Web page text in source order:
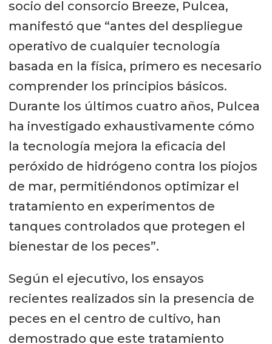
socio del consorcio Breeze, Pulcea,
manifestó que “antes del despliegue
operativo de cualquier tecnología
basada en la física, primero es necesario
comprender los principios básicos.
Durante los últimos cuatro años, Pulcea
ha investigado exhaustivamente cómo
la tecnología mejora la eficacia del
peróxido de hidrógeno contra los piojos
de mar, permitiéndonos optimizar el
tratamiento en experimentos de
tanques controlados que protegen el
bienestar de los peces”.
Según el ejecutivo, los ensayos
recientes realizados sin la presencia de
peces en el centro de cultivo, han
demostrado que este tratamiento